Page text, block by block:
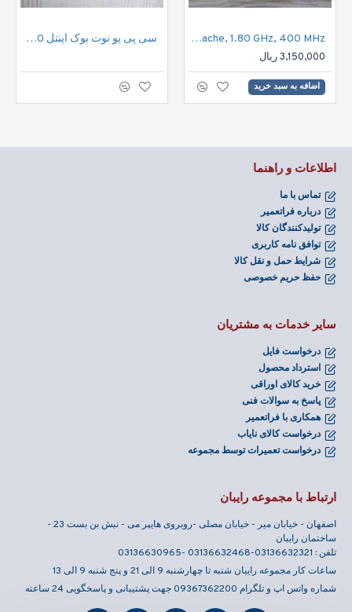
CPU Notebook Intel pentium 2M Cache, 1.80 GHz, 400 MHz/ سی پی یو اینتل نوت بوک
3,150,000 ریال
اضافه به سبد خرید
سی پی یو نوت بوک اینتل Notbook CPU Genuine Intel Pentium P6200 | P6200
اطلاعات و راهنما
تماس با ما
درباره فراتعمیر
تولیدکنندگان کالا
توافق نامه کاربری
شرایط حمل و نقل کالا
حفظ حریم خصوصی
سایر خدمات به مشتریان
درخواست فایل
استرداد محصول
خرید کالای اوراقی
پاسخ به سوالات فنی
همکاری با فراتعمیر
درخواست کالای نایاب
درخواست تعمیرات توسط مجموعه
ارتباط با مجموعه رایبان
اصفهان - خیابان میر - خیابان مصلی -روبروی هایپر می - نبش بن بست 23 -
ساختمان رایبان
تلفن : 03136632321-03136632468 -03136630965
ساعات کار مجموعه رایبان شنبه تا چهارشنبه 9 الی 21 و پنج شنبه 9 الی 13
شماره واتس اپ و تلگرام 09367362200 جهت پشتیبانی و پاسخگویی 24 ساعته